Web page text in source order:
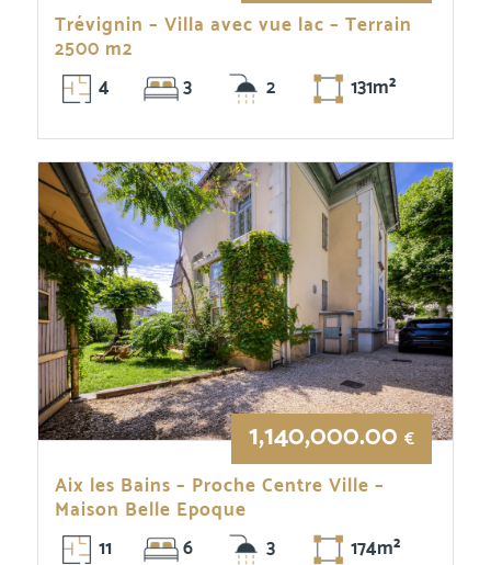
Trévignin – Villa avec vue lac – Terrain
2500 m2
4
3 2 131m²
1,140,000.00€
Aix les Bains – Proche Centre Ville –
Maison Belle Epoque
11
6 3 174m²